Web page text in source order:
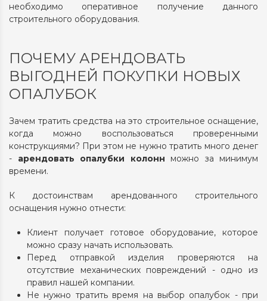
необходимо оперативное получение данного
строительного оборудования.
ПОЧЕМУ АРЕНДОВАТЬ
ВЫГОДНЕЙ ПОКУПКИ НОВЫХ
ОПАЛУБОК
Зачем тратить средства на это строительное оснащение,
когда можно воспользоваться проверенными
конструкциями? При этом не нужно тратить много денег
- арендовать опалубки колонн можно за минимум
времени.
К достоинствам арендованного строительного
оснащения нужно отнести:
Клиент получает готовое оборудование, которое
можно сразу начать использовать.
Перед отправкой изделия проверяются на
отсутствие механических повреждений - одно из
правил нашей компании.
Не нужно тратить время на выбор опалубок - при